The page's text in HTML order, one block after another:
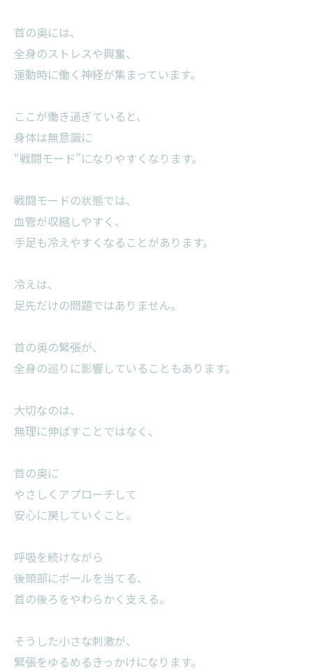
首の奥には、
全身のストレスや興奮、
運動時に働く神経が集まっています。
ここが働き過ぎていると、
身体は無意識に
“戦闘モード”になりやすくなります。
戦闘モードの状態では、
血管が収縮しやすく、
手足も冷えやすくなることがあります。
冷えは、
足先だけの問題ではありません。
首の奥の緊張が、
全身の巡りに影響していることもあります。
大切なのは、
無理に伸ばすことではなく、
首の奥に
やさしくアプローチして
安心に戻していくこと。
呼吸を続けながら
後頭部にボールを当てる、
首の後ろをやわらかく支える。
そうした小さな刺激が、
緊張をゆるめるきっかけになります。